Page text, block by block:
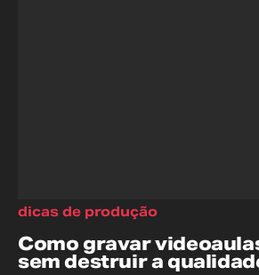
Como gravar
sem destruir a
dicas de produção